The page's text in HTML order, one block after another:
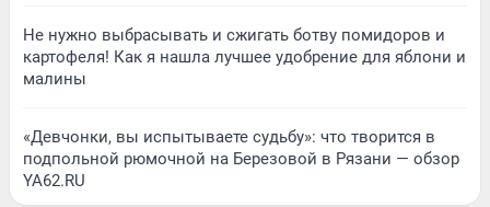
Не нужно выбрасывать и сжигать ботву помидоров и
картофеля! Как я нашла лучшее удобрение для яблони и
малины
«Девчонки, вы испытываете судьбу»: что творится в
подпольной рюмочной на Березовой в Рязани — обзор
YA62.RU